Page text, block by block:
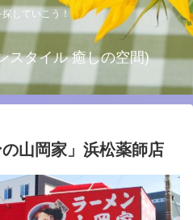
探していこう！
スタイル 癒しの空間)
山岡家」浜松薬師店